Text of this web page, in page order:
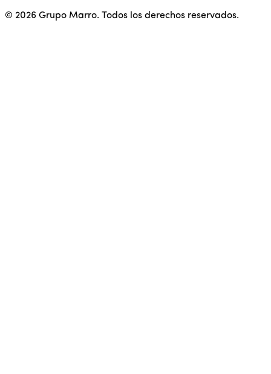
© 2026 Grupo Marro. Todos los derechos reservados.